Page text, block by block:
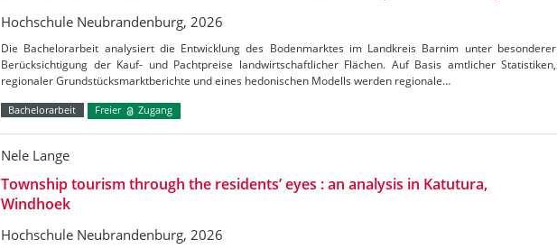
Hochschule Neubrandenburg, 2026
Die Bachelorarbeit analysiert die Entwicklung des Bodenmarktes im Landkreis Barnim unter besonderer
Berücksichtigung der Kauf- und Pachtpreise landwirtschaftlicher Flächen. Auf Basis amtlicher Statistiken,
regionaler Grundstücksmarktberichte und eines hedonischen Modells werden regionale…
Bachelorarbeit Freier Zugang
Nele Lange
Township tourism through the residents’ eyes : an analysis in Katutura,
Windhoek
Hochschule Neubrandenburg, 2026